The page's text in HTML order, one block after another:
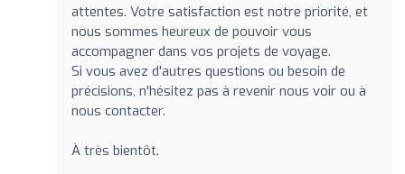
attentes. Votre satisfaction est notre priorité, et
nous sommes heureux de pouvoir vous
accompagner dans vos projets de voyage.
Si vous avez d'autres questions ou besoin de
précisions, n'hésitez pas à revenir nous voir ou à
nous contacter.
À très bientôt.